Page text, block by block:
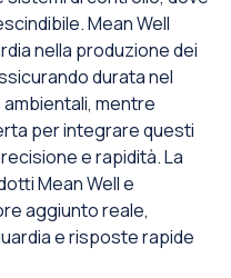
Mean Well
nella produzione dei
durata nel
mentre
per integrare questi
e rapidità. La
Mean Well e
aggiunto reale,
e risposte rapide